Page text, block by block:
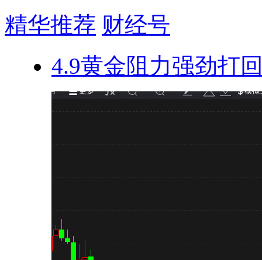
精华推荐 财经号
4.9黄金阻力强劲打